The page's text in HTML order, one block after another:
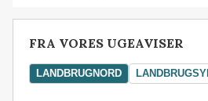
FRA VORES UGEAVISER
LANDBRUGNORD